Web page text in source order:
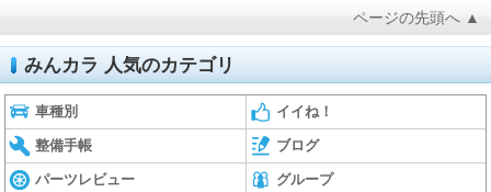
ページの先頭へ ▲
みんカラ 人気のカテゴリ
車種別 イイね！
整備手帳 ブログ
パーツレビュー グループ